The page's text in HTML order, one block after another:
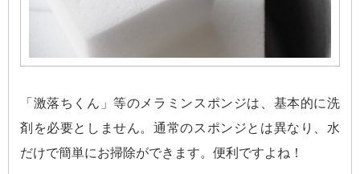
「激落ちくん」等のメラミンスポンジは、基本的に洗
剤を必要としません。通常のスポンジとは異なり、水
だけで簡単にお掃除ができます。便利ですよね！